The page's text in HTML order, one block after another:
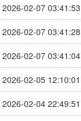
2026-02-07 03:41:53
2026-02-07 03:41:28
2026-02-07 03:41:04
2026-02-05 12:10:01
2026-02-04 22:49:51